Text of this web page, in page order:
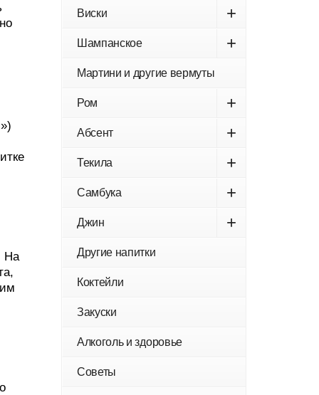
На
Виски +
Шампанское +
Мартини и другие вермуты
Ром +
Абсент +
Текила +
Самбука +
Джин +
Другие напитки
Коктейли
Закуски
Алкоголь и здоровье
Советы